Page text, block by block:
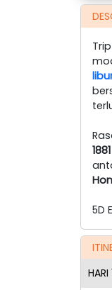
5D
HARI